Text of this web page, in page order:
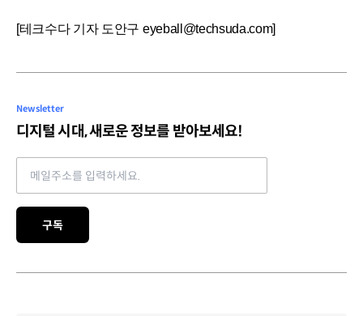
[테크수다 기자 도안구 eyeball@techsuda.com]
Newsletter
디지털 시대, 새로운 정보를 받아보세요!
구독